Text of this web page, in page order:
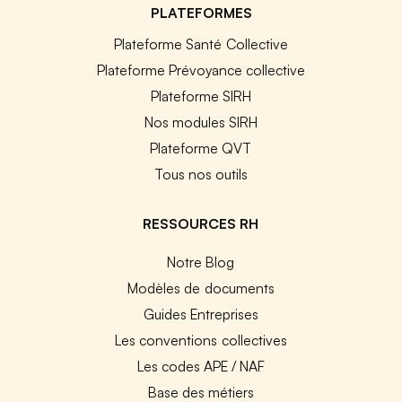
PLATEFORMES
Plateforme Santé Collective
Plateforme Prévoyance collective
Plateforme SIRH
Nos modules SIRH
Plateforme QVT
Tous nos outils
RESSOURCES RH
Notre Blog
Modèles de documents
Guides Entreprises
Les conventions collectives
Les codes APE / NAF
Base des métiers